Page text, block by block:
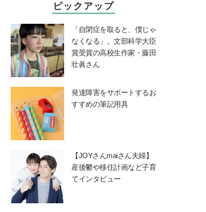
ピックアップ
「自閉症を取ると、僕じゃ
なくなる」。文部科学大臣
賞受賞の高校生作家・藤田
壮眞さん
発達障害をサポートするお
すすめの筆記用具
【JOYさんmaiさん夫婦】
産後鬱や移住計画など子育
てインタビュー